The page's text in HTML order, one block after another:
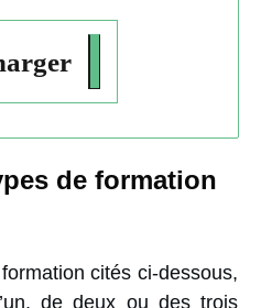
de formation
cités ci-dessous,
de deux ou des trois